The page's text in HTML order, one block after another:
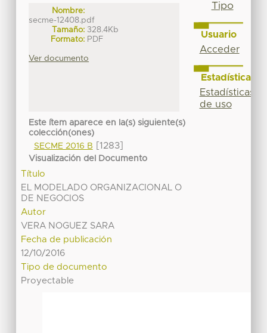
Nombre:
secme-12408.pdf
Tamaño: 328.4Kb
Formato: PDF
Ver documento
Este ítem aparece en la(s) siguiente(s)
colección(ones)
SECME 2016 B
[1283]
Visualización del Documento
Título
EL MODELADO ORGANIZACIONAL O
DE NEGOCIOS
Autor
VERA NOGUEZ SARA
Fecha de publicación
12/10/2016
Tipo de documento
Proyectable
Tipo
Usuario
Acceder
Estadísticas
Estadísticas
de uso